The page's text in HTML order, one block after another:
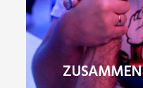
ZUSAMMEN